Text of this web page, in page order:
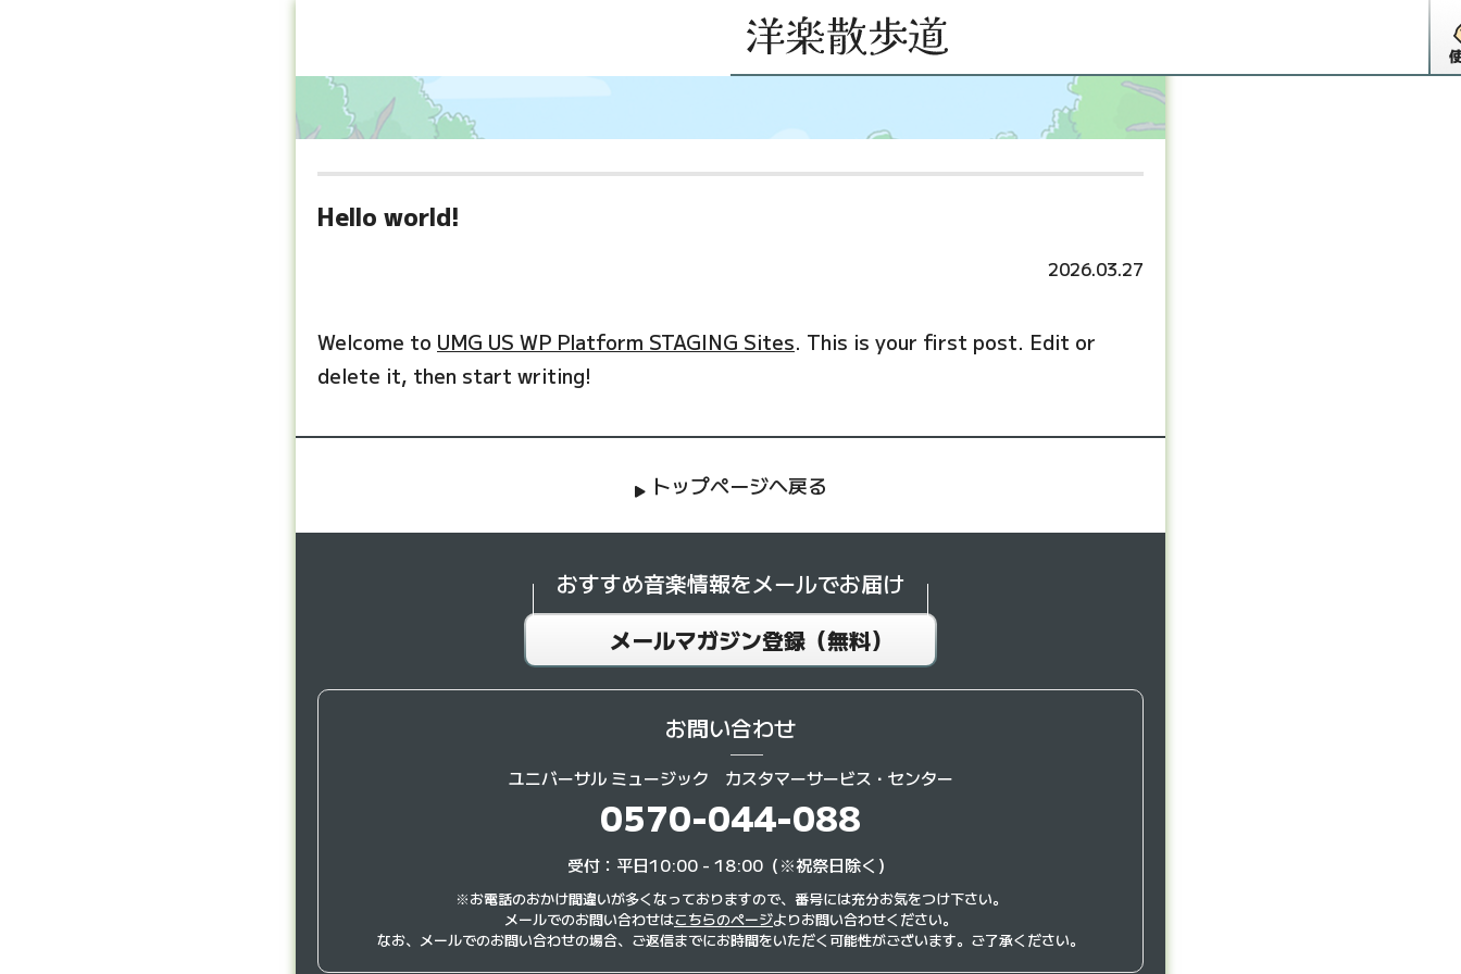
Hello world!
2026.03.27
Welcome to UMG US WP Platform STAGING Sites. This is your first post. Edit or
delete it, then start writing!
トップページへ戻る
おすすめ音楽情報をメールでお届け
メールマガジン登録（無料）
お問い合わせ
ユニバーサル ミュージック カスタマーサービス・センター
0570-044-088
受付：平日10:00 - 18:00（※祝祭日除く）
※お電話のおかけ間違いが多くなっておりますので、番号には充分お気をつけ下さい。
メールでのお問い合わせはこちらのページよりお問い合わせください。
なお、メールでのお問い合わせの場合、ご返信までにお時間をいただく可能性がございます。ご了承ください。